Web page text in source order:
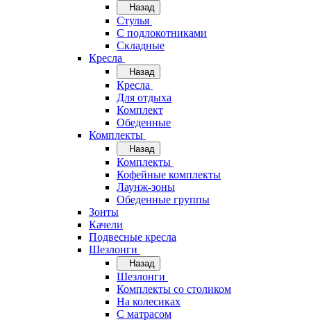
Назад
Стулья
С подлокотниками
Складные
Кресла
Назад
Кресла
Для отдыха
Комплект
Обеденные
Комплекты
Назад
Комплекты
Кофейные комплекты
Лаунж-зоны
Обеденные группы
Зонты
Качели
Подвесные кресла
Шезлонги
Назад
Шезлонги
Комплекты со столиком
На колесиках
С матрасом